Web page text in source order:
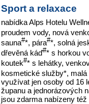
Sport a relaxace
nabídka Alps Hotelu
proudem vody, nová
sauna#*, pára#*, solná
dřevěná káď#* s horkou
koutek#* s lehátky,
kosmetické služby*, malá
využívat jen osoby od 16
županu a jednorázových
jsou zdarma nabízeny